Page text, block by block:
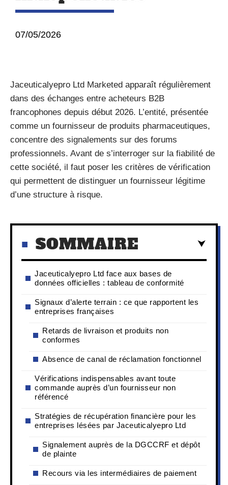
07/05/2026
Jaceuticalyepro Ltd Marketed apparaît régulièrement
dans des échanges entre acheteurs B2B
francophones depuis début 2026. L’entité, présentée
comme un fournisseur de produits pharmaceutiques,
concentre des signalements sur des forums
professionnels. Avant de s’interroger sur la fiabilité de
cette société, il faut poser les critères de vérification
qui permettent de distinguer un fournisseur légitime
d’une structure à risque.
SOMMAIRE
Jaceuticalyepro Ltd face aux bases de
données officielles : tableau de conformité
Signaux d’alerte terrain : ce que rapportent les
entreprises françaises
Retards de livraison et produits non
conformes
Absence de canal de réclamation fonctionnel
Vérifications indispensables avant toute
commande auprès d’un fournisseur non
référencé
Stratégies de récupération financière pour les
entreprises lésées par Jaceuticalyepro Ltd
Signalement auprès de la DGCCRF et dépôt
de plainte
Recours via les intermédiaires de paiement